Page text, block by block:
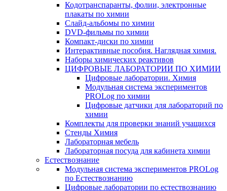
Кодотранспаранты, фолии, электронные
плакаты по химии
Слайд-альбомы по химии
DVD-фильмы по химии
Компакт-диски по химии
Интерактивные пособия. Наглядная химия.
Наборы химических реактивов
ЦИФРОВЫЕ ЛАБОРАТОРИИ ПО ХИМИИ
Цифровые лаборатории. Химия
Модульная система экспериментов
PROLog по химии
Цифровые датчики для лабораторий по
химии
Комплекты для проверки знаний учащихся
Стенды Химия
Лабораторная мебель
Лабораторная посуда для кабинета химии
Естествознание
Модульная система экспериментов PROLog
по Естествознанию
Цифровые лаборатории по естествознанию